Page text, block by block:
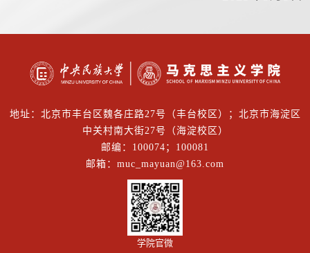
地址：北京市丰台区魏各庄路27号（丰台校区）；北京市海淀区
中关村南大街27号（海淀校区）
邮编：100074；100081
邮箱：muc_mayuan@163.com
学院官微